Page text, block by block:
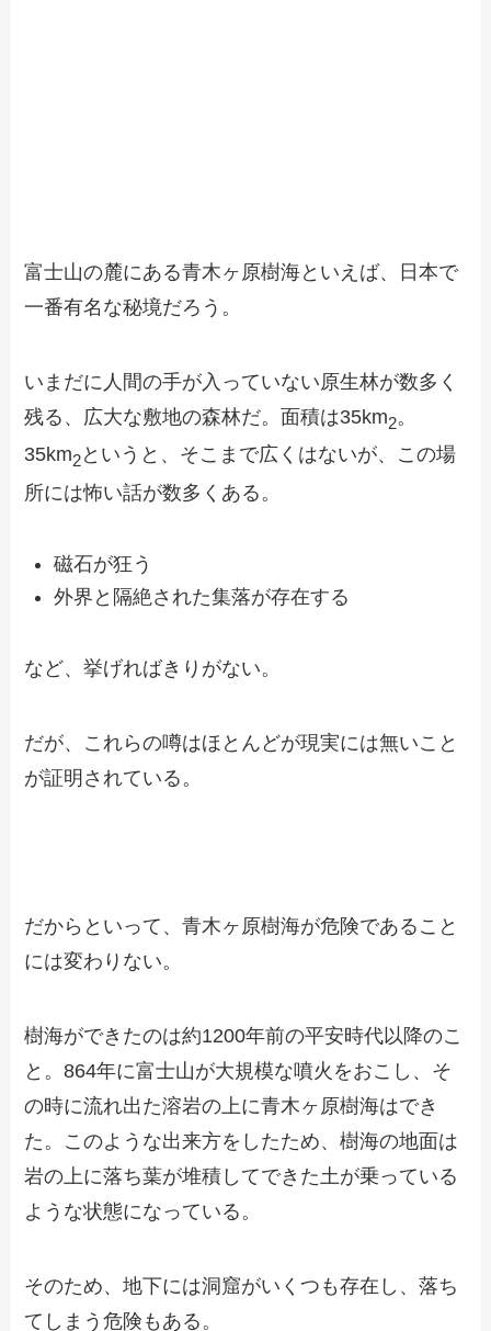
富士山の麓にある青木ヶ原樹海といえば、日本で
一番有名な秘境だろう。
いまだに人間の手が入っていない原生林が数多く
残る、広大な敷地の森林だ。面積は35km2。
35km2というと、そこまで広くはないが、この場
所には怖い話が数多くある。
磁石が狂う
外界と隔絶された集落が存在する
など、挙げればきりがない。
だが、これらの噂はほとんどが現実には無いこと
が証明されている。
だからといって、青木ヶ原樹海が危険であること
には変わりない。
樹海ができたのは約1200年前の平安時代以降のこ
と。864年に富士山が大規模な噴火をおこし、そ
の時に流れ出た溶岩の上に青木ヶ原樹海はでき
た。このような出来方をしたため、樹海の地面は
岩の上に落ち葉が堆積してできた土が乗っている
ような状態になっている。
そのため、地下には洞窟がいくつも存在し、落ち
てしまう危険もある。